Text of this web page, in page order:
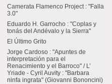
Camerata Flamenco Project : "Falla
3.0"
Eduardo H. Garrocho : "Coplas y
tonás del Andévalo y la Sierra"
El Último Grito
Jorge Cardoso : "Apuntes de
interpretación para el
Renacimiento y el Barroco" / L’
Yriade - Cyril Auvity : "Barbara
ninfa ingrata" (Giovanni Bononcini)